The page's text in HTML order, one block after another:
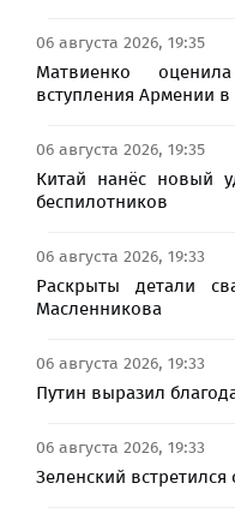
06 августа 2026, 19:35
Матвиенко
вступления Армении в
06 августа 2026, 19:35
Китай нанёс новый
беспилотников
06 августа 2026, 19:33
Раскрыты детали
Масленникова
06 августа 2026, 19:33
Путин выразил
06 августа 2026, 19:33
Зеленский